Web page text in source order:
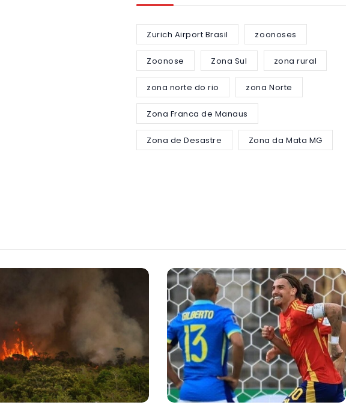
Zurich Airport Brasil zoonoses
Zoonose Zona Sul zona rural
zona norte do rio zona Norte
Zona Franca de Manaus
Zona de Desastre Zona da Mata MG